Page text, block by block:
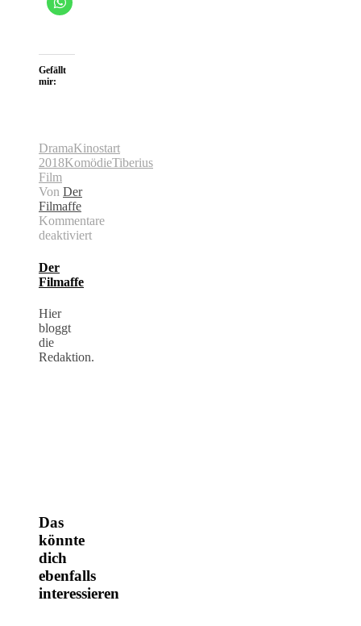
Gefällt
mir:
DramaKinostart
2018KomödieTiberius
Film
Von Der
Filmaffe
Kommentare
deaktiviert
CHAMPAGNER
&
MACARONS
–
EIN
UNVERGESSLICHES
GARTENFEST
(2018)
Der
Filmaffe
Hier
bloggt
die
Redaktion.
Das
könnte
dich
ebenfalls
interessieren